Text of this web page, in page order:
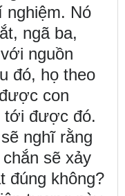
nghiệm. Nó
ngã ba,
nguồn
đó, họ theo
con
tới được đó.
nghĩ rằng
sẽ xảy
đúng không?